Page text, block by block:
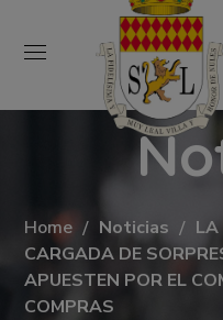
Home Noticias
LA
CARGADA DE
APUESTEN POR EL
COMPRAS